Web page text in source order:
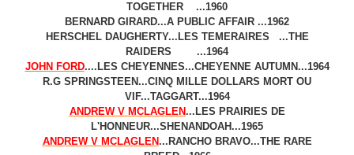
TOGETHER ...1960
BERNARD GIRARD...A PUBLIC AFFAIR ...1962
HERSCHEL DAUGHERTY...LES TEMERAIRES ...THE
RAIDERS ...1964
JOHN FORD....LES CHEYENNES...CHEYENNE AUTUMN...1964
R.G SPRINGSTEEN...CINQ MILLE DOLLARS MORT OU
VIF...TAGGART...1964
ANDREW V MCLAGLEN...LES PRAIRIES DE
L'HONNEUR...SHENANDOAH...1965
ANDREW V MCLAGLEN...RANCHO BRAVO...THE RARE